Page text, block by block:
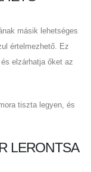
másik lehetséges
értelmezhető. Ez
elzárhatja őket az
tiszta legyen, és
LERONTSA